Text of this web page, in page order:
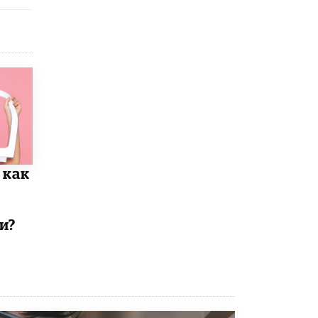
уровней образования
8 ИЮНЯ /ЧТО ПРОИСХОДИТ?